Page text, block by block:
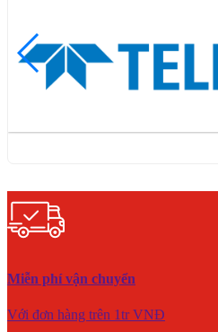
Miễn phí vận chuyển
Với đơn hàng trên 1tr VNĐ